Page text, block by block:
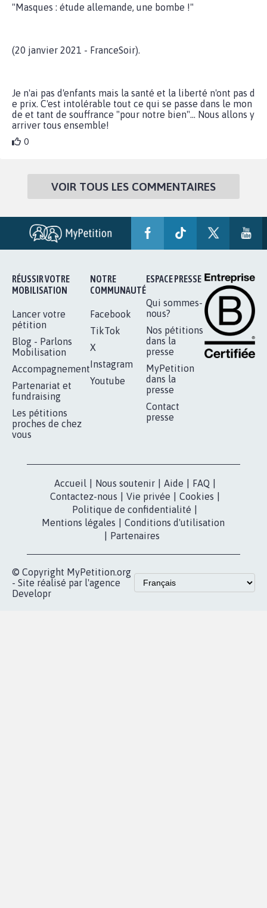
"Masques : étude allemande, une bombe !"
(20 janvier 2021 - FranceSoir).
Je n'ai pas d'enfants mais la santé et la liberté n'ont pas d
e prix. C'est intolérable tout ce qui se passe dans le mon
de et tant de souffrance "pour notre bien"... Nous allons y
arriver tous ensemble!
0
VOIR TOUS LES COMMENTAIRES
RÉUSSIR VOTRE
MOBILISATION
Lancer votre
pétition
Blog - Parlons
Mobilisation
Accompagnement
Partenariat et
fundraising
Les pétitions
proches de chez
vous
NOTRE
COMMUNAUTÉ
Facebook
TikTok
X
Instagram
Youtube
ESPACE PRESSE
Qui sommes-
nous?
Nos pétitions
dans la
presse
MyPetition
dans la
presse
Contact
presse
Accueil Nous soutenir Aide FAQ
Contactez-nous
Vie privée Cookies
Politique de confidentialité
Mentions légales
Conditions d'utilisation
Partenaires
© Copyright MyPetition.org
- Site réalisé par l'agence
Developr